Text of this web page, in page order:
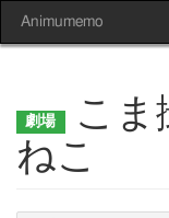
Animumemo
こま
ねこ